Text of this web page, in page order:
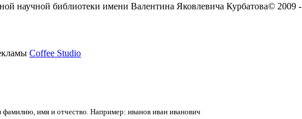
научной библиотеки имени Валентина Яковлевича Курбатова© 2009 -
Coffee Studio
имя и отчество. Например: иванов иван иванович